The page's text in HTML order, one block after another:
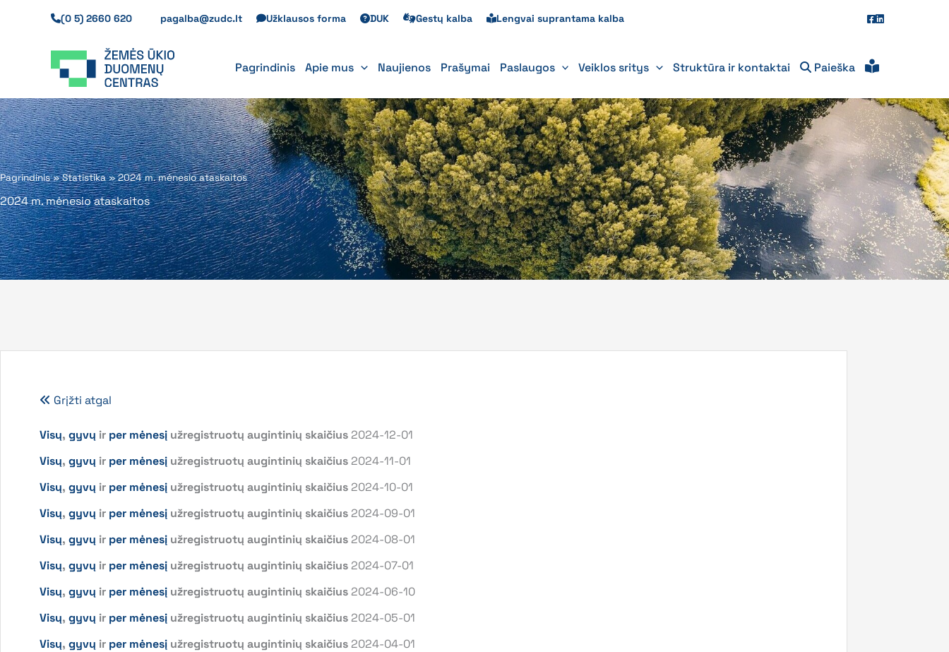
(0 5) 2660 620 pagalba@zudc.lt Užklausos forma DUK Gestų kalba Lengvai suprantama kalba
Pagrindinis Apie mus Naujienos Prašymai Paslaugos Veiklos sritys Struktūra ir kontaktai Paieška
Pagrindinis»Statistika»2024 m. mėnesio ataskaitos
2024 m. mėnesio ataskaitos
Grįžti atgal
Visų, gyvų ir per mėnesį užregistruotų augintinių skaičius 2024-12-01
Visų, gyvų ir per mėnesį užregistruotų augintinių skaičius 2024-11-01
Visų, gyvų ir per mėnesį užregistruotų augintinių skaičius 2024-10-01
Visų, gyvų ir per mėnesį užregistruotų augintinių skaičius 2024-09-01
Visų, gyvų ir per mėnesį užregistruotų augintinių skaičius 2024-08-01
Visų, gyvų ir per mėnesį užregistruotų augintinių skaičius 2024-07-01
Visų, gyvų ir per mėnesį užregistruotų augintinių skaičius 2024-06-10
Visų, gyvų ir per mėnesį užregistruotų augintinių skaičius 2024-05-01
Visų, gyvų ir per mėnesį užregistruotų augintinių skaičius 2024-04-01